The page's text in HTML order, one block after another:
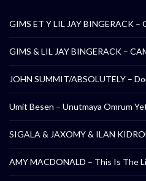
GIMS ET Y LIL JAY BINGERACK –
GIMS & LIL JAY BINGERACK –
JOHN SUMMIT/ABSOLUTELY –
Umit Besen – Unutmaya Omrum
SIGALA & JAXOMY & ILAN
AMY MACDONALD – This Is The